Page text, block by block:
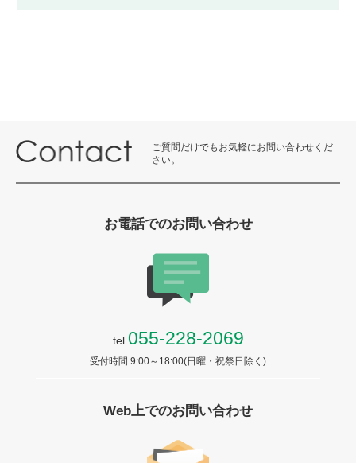
ご質問だけでもお気軽にお問い合わせくだ
さい。
お電話でのお問い合わせ
tel. 055-228-2069
受付時間 9:00～18:00(日曜・祝祭日除く)
Web上でのお問い合わせ